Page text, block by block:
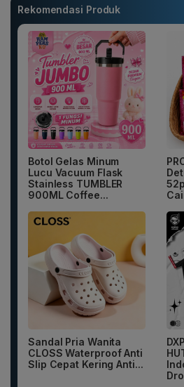
Rekomendasi Produk
Botol Gelas Minum
Lucu Vacuum Flask
Stainless TUMBLER
900ML Coffee...
Sandal Pria Wanita
CLOSS Waterproof Anti
Slip Cepat Kering Anti...